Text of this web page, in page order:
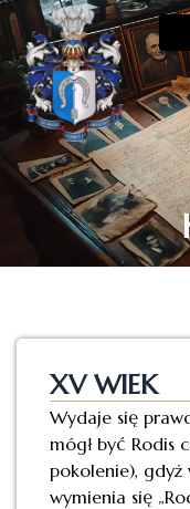
XV WIEK
Wydaje się
mógł być Rodis
pokolenie), gdyż
wymienia się